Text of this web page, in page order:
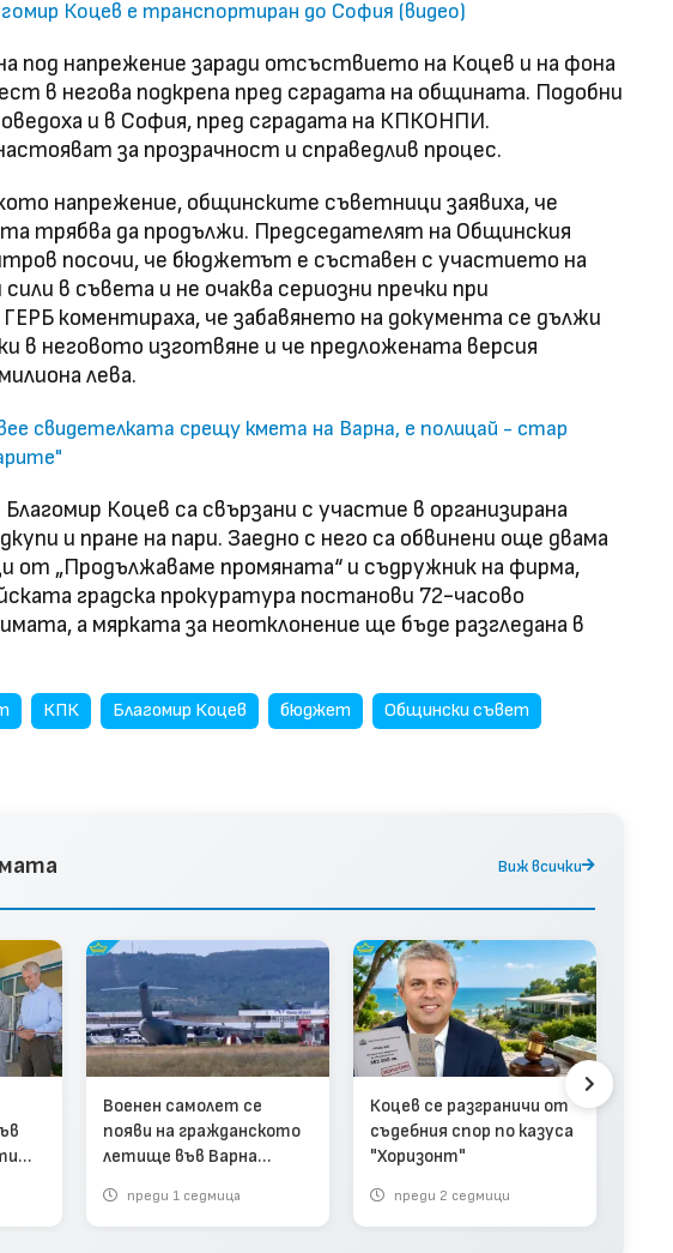
Коцев е транспортиран до София (видео)
под напрежение заради отсъствието на Коцев и на фона
в негова подкрепа пред сградата на общината. Подобни
и в София, пред сградата на КПКОНПИ.
за прозрачност и справедлив процес.
напрежение, общинските съветници заявиха, че
трябва да продължи. Председателят на Общинския
посочи, че бюджетът е съставен с участието на
в съвета и не очаква сериозни пречки при
коментираха, че забавянето на документа се дължи
в неговото изготвяне и че предложената версия
лева.
свидетелката срещу кмета на Варна, е полицай - стар
Коцев са свързани с участие в организирана
и пране на пари. Заедно с него са обвинени още двама
от „Продължаваме промяната“ и съдружник на фирма,
градска прокуратура постанови 72-часово
а мярката за неотклонение ще бъде разгледана в
КПК Благомир Коцев бюджет
Общински съвет
Виж всички
Военен самолет се
появи на гражданското
летище във Варна
преди 1 седмица
Коцев се разграничи от
съдебния спор по казуса
"Хоризонт"
преди 2 седмици